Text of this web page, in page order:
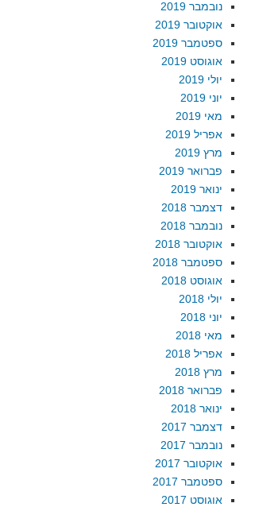
נובמבר 2019
אוקטובר 2019
ספטמבר 2019
אוגוסט 2019
יולי 2019
יוני 2019
מאי 2019
אפריל 2019
מרץ 2019
פברואר 2019
ינואר 2019
דצמבר 2018
נובמבר 2018
אוקטובר 2018
ספטמבר 2018
אוגוסט 2018
יולי 2018
יוני 2018
מאי 2018
אפריל 2018
מרץ 2018
פברואר 2018
ינואר 2018
דצמבר 2017
נובמבר 2017
אוקטובר 2017
ספטמבר 2017
אוגוסט 2017